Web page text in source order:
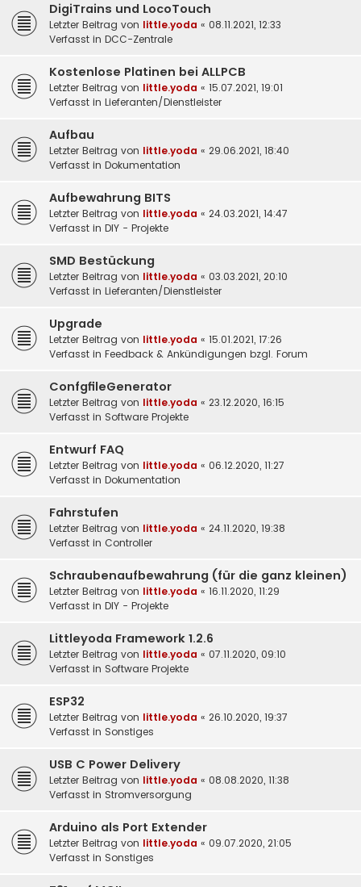
DigiTrains und LocoTouch
Letzter Beitrag von little.yoda « 08.11.2021, 12:33
Verfasst in DCC-Zentrale
Kostenlose Platinen bei ALLPCB
Letzter Beitrag von little.yoda « 15.07.2021, 19:01
Verfasst in Lieferanten/Dienstleister
Aufbau
Letzter Beitrag von little.yoda « 29.06.2021, 18:40
Verfasst in Dokumentation
Aufbewahrung BITS
Letzter Beitrag von little.yoda « 24.03.2021, 14:47
Verfasst in DIY - Projekte
SMD Bestückung
Letzter Beitrag von little.yoda « 03.03.2021, 20:10
Verfasst in Lieferanten/Dienstleister
Upgrade
Letzter Beitrag von little.yoda « 15.01.2021, 17:26
Verfasst in Feedback & Ankündigungen bzgl. Forum
ConfgfileGenerator
Letzter Beitrag von little.yoda « 23.12.2020, 16:15
Verfasst in Software Projekte
Entwurf FAQ
Letzter Beitrag von little.yoda « 06.12.2020, 11:27
Verfasst in Dokumentation
Fahrstufen
Letzter Beitrag von little.yoda « 24.11.2020, 19:38
Verfasst in Controller
Schraubenaufbewahrung (für die ganz kleinen)
Letzter Beitrag von little.yoda « 16.11.2020, 11:29
Verfasst in DIY - Projekte
Littleyoda Framework 1.2.6
Letzter Beitrag von little.yoda « 07.11.2020, 09:10
Verfasst in Software Projekte
ESP32
Letzter Beitrag von little.yoda « 26.10.2020, 19:37
Verfasst in Sonstiges
USB C Power Delivery
Letzter Beitrag von little.yoda « 08.08.2020, 11:38
Verfasst in Stromversorgung
Arduino als Port Extender
Letzter Beitrag von little.yoda « 09.07.2020, 21:05
Verfasst in Sonstiges